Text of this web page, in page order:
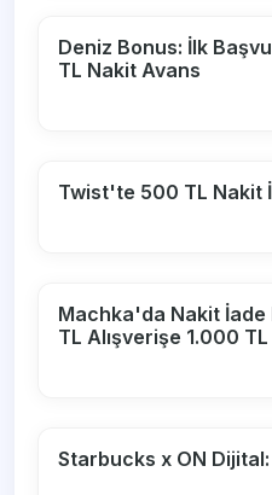
Deniz Bonus: İlk
TL Nakit Avans
Twist'te 500 TL Nakit
Machka'da Nakit İade
TL Alışverişe 1.000
Starbucks x ON